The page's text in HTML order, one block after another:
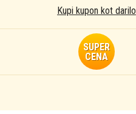
Kupi kupon kot darilo
SUPER
CENA